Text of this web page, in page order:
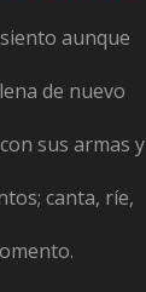
aunque
de nuevo
sus armas y
canta, ríe,